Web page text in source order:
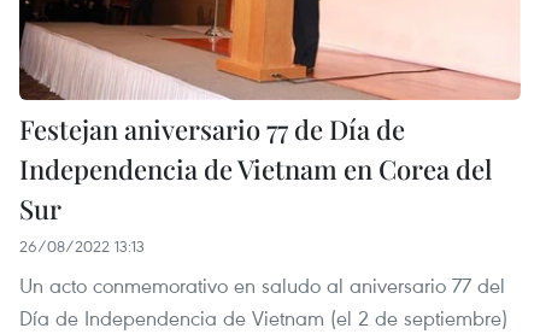
Festejan aniversario 77 de Día de
Independencia de Vietnam en Corea del
Sur
26/08/2022 13:13
Un acto conmemorativo en saludo al aniversario 77 del
Día de Independencia de Vietnam (el 2 de septiembre)